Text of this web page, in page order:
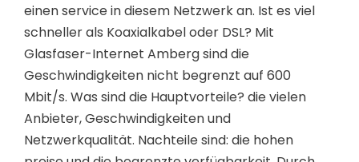
einen service in diesem Netzwerk an. Ist es viel
schneller als Koaxialkabel oder DSL? Mit
Glasfaser-Internet Amberg sind die
Geschwindigkeiten nicht begrenzt auf 600
Mbit/s. Was sind die Hauptvorteile? die vielen
Anbieter, Geschwindigkeiten und
Netzwerkqualität. Nachteile sind: die hohen